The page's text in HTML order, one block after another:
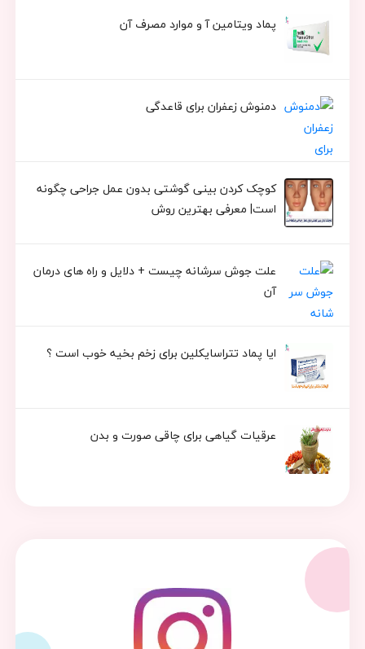
پماد ویتامین آ و موارد مصرف آن
دمنوش زعفران برای قاعدگی
کوچک کردن بینی گوشتی بدون عمل جراحی چگونه
است| معرفی بهترین روش
علت جوش سرشانه چیست + دلایل و راه های درمان
آن
ایا پماد تتراسایکلین برای زخم بخیه خوب است ؟
عرقیات گیاهی برای چاقی صورت و بدن